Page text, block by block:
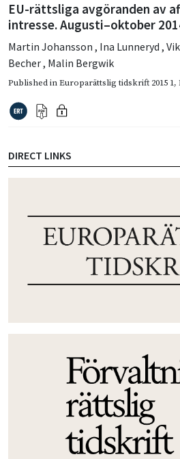
EU-rättsliga avgöranden av
intresse. Augusti–oktober
Martin Johansson , Ina Lunneryd ,
Becher, Malin Bergwik
Published inEuroparättslig tidskrift 2015 1,
DIRECT LINKS